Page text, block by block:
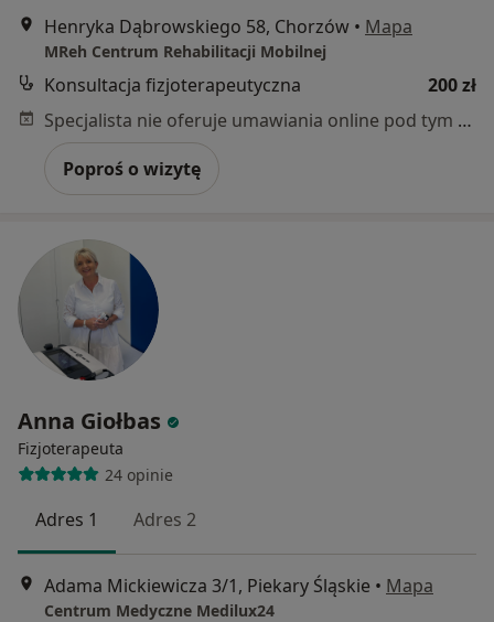
Henryka Dąbrowskiego 58, Chorzów • Mapa
MReh Centrum Rehabilitacji Mobilnej
Konsultacja fizjoterapeutyczna
200 zł
Specjalista nie oferuje umawiania online pod tym adresem.
Poproś o wizytę
Anna Giołbas
Fizjoterapeuta
24 opinie
Adres 1 Adres 2
Adama Mickiewicza 3/1, Piekary Śląskie • Mapa
Centrum Medyczne Medilux24